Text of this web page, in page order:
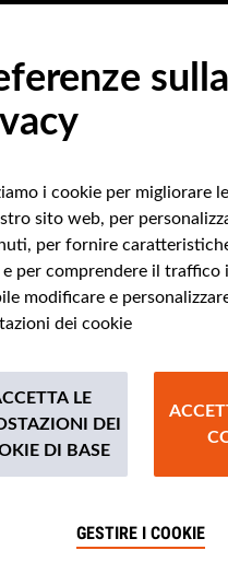
TO
E GIUSTIZIA
della libertà:
sulle
in Italia
di monitoraggio delle strutture
appena pubblicato, mette in
che è lungi dall'essere
del garante italiano dei
sulla
i cookie per migliorare
sito web, per
per fornire
e per comprendere il traffico
modificare e
dei cookie
LE
DEI
DI BASE
GESTIRE I COOKIE